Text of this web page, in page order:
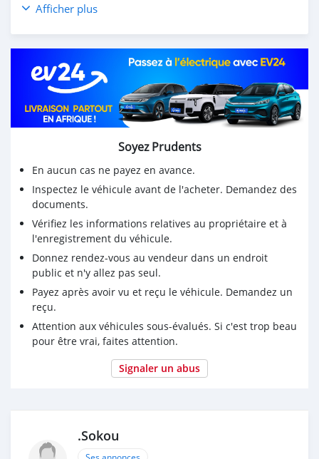
*PRIX : 3.700.000 FCFA*
Afficher plus
Soyez Prudents
En aucun cas ne payez en avance.
Inspectez le véhicule avant de l'acheter. Demandez des
documents.
Vérifiez les informations relatives au propriétaire et à
l'enregistrement du véhicule.
Donnez rendez-vous au vendeur dans un endroit
public et n'y allez pas seul.
Payez après avoir vu et reçu le véhicule. Demandez un
reçu.
Attention aux véhicules sous-évalués. Si c'est trop beau
pour être vrai, faites attention.
Signaler un abus
.Sokou